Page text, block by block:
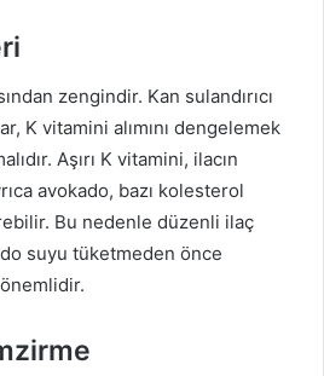
zengindir. Kan sulandırıcı
K vitamini alımını dengelemek
Aşırı K vitamini, ilacın
avokado, bazı kolesterol
Bu nedenle düzenli ilaç
suyu tüketmeden önce